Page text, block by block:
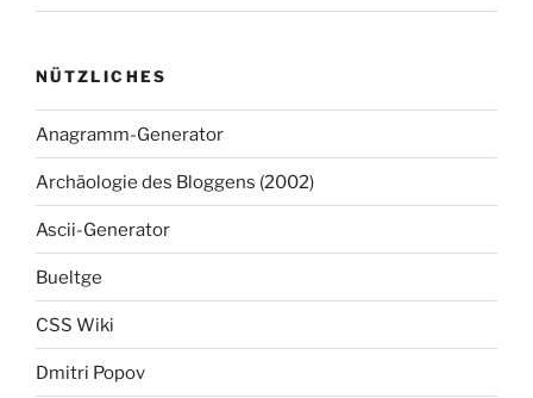
NÜTZLICHES
Anagramm-Generator
Archäologie des Bloggens (2002)
Ascii-Generator
Bueltge
CSS Wiki
Dmitri Popov